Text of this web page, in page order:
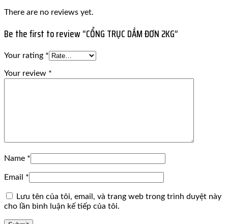
There are no reviews yet.
Be the first to review “CỔNG TRỤC DẦM ĐƠN 2KG”
Your rating *
Your review *
Name *
Email *
Lưu tên của tôi, email, và trang web trong trình duyệt này
cho lần bình luận kế tiếp của tôi.